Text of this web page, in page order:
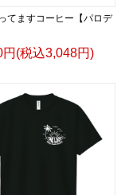
てますコーヒー【パロデ
円(税込3,048円)